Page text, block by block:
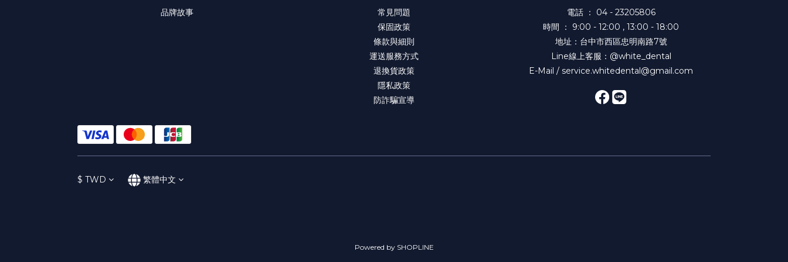
品牌故事
常見問題
保固政策
條款與細則
運送服務方式
退換貨政策
隱私政策
防詐騙宣導
電話 ： 04 - 23205806
時間 ： 9:00 - 12:00 , 13:00 - 18:00
地址：台中市西區忠明南路7號
Line線上客服：@white_dental
E-Mail / service.whitedental@gmail.com
$ TWD 繁體中文
Powered by SHOPLINE